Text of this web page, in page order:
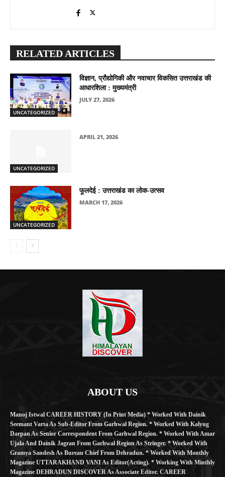
RELATED ARTICLES
UNCATEGORIZED
विज्ञान, प्रौद्योगिकी और नवाचार विकसित उत्तराखंड की
आधारशिला : मुख्यमंत्री
JULY 27, 2026
UNCATEGORIZED
APRIL 21, 2026
UNCATEGORIZED
फूलदेई : उत्तराखंड का लोक-उत्सव
MARCH 17, 2026
ABOUT US
Manoj Istwal CAREER HISTORY (in Print Media) * Worked With Dainik
Seemant Varta As Sub-Editor From Garhwal Region. * Worked With Kalyug
Darpan As Senior Correspondent From Garhwal Region. * Worked With Amar
Ujala And Dainik Jagran From Garhwal Region As Stringer. * Worked With
Gramya Sandesh As Bureau Chief From Dehradun. * Worked With Monthly
Magazine UTTARAKHAND VANI As Editor(Acting). * Working With Minthly
Magazine DEHRADUN DISCOVER As Associate Editor. CAREER